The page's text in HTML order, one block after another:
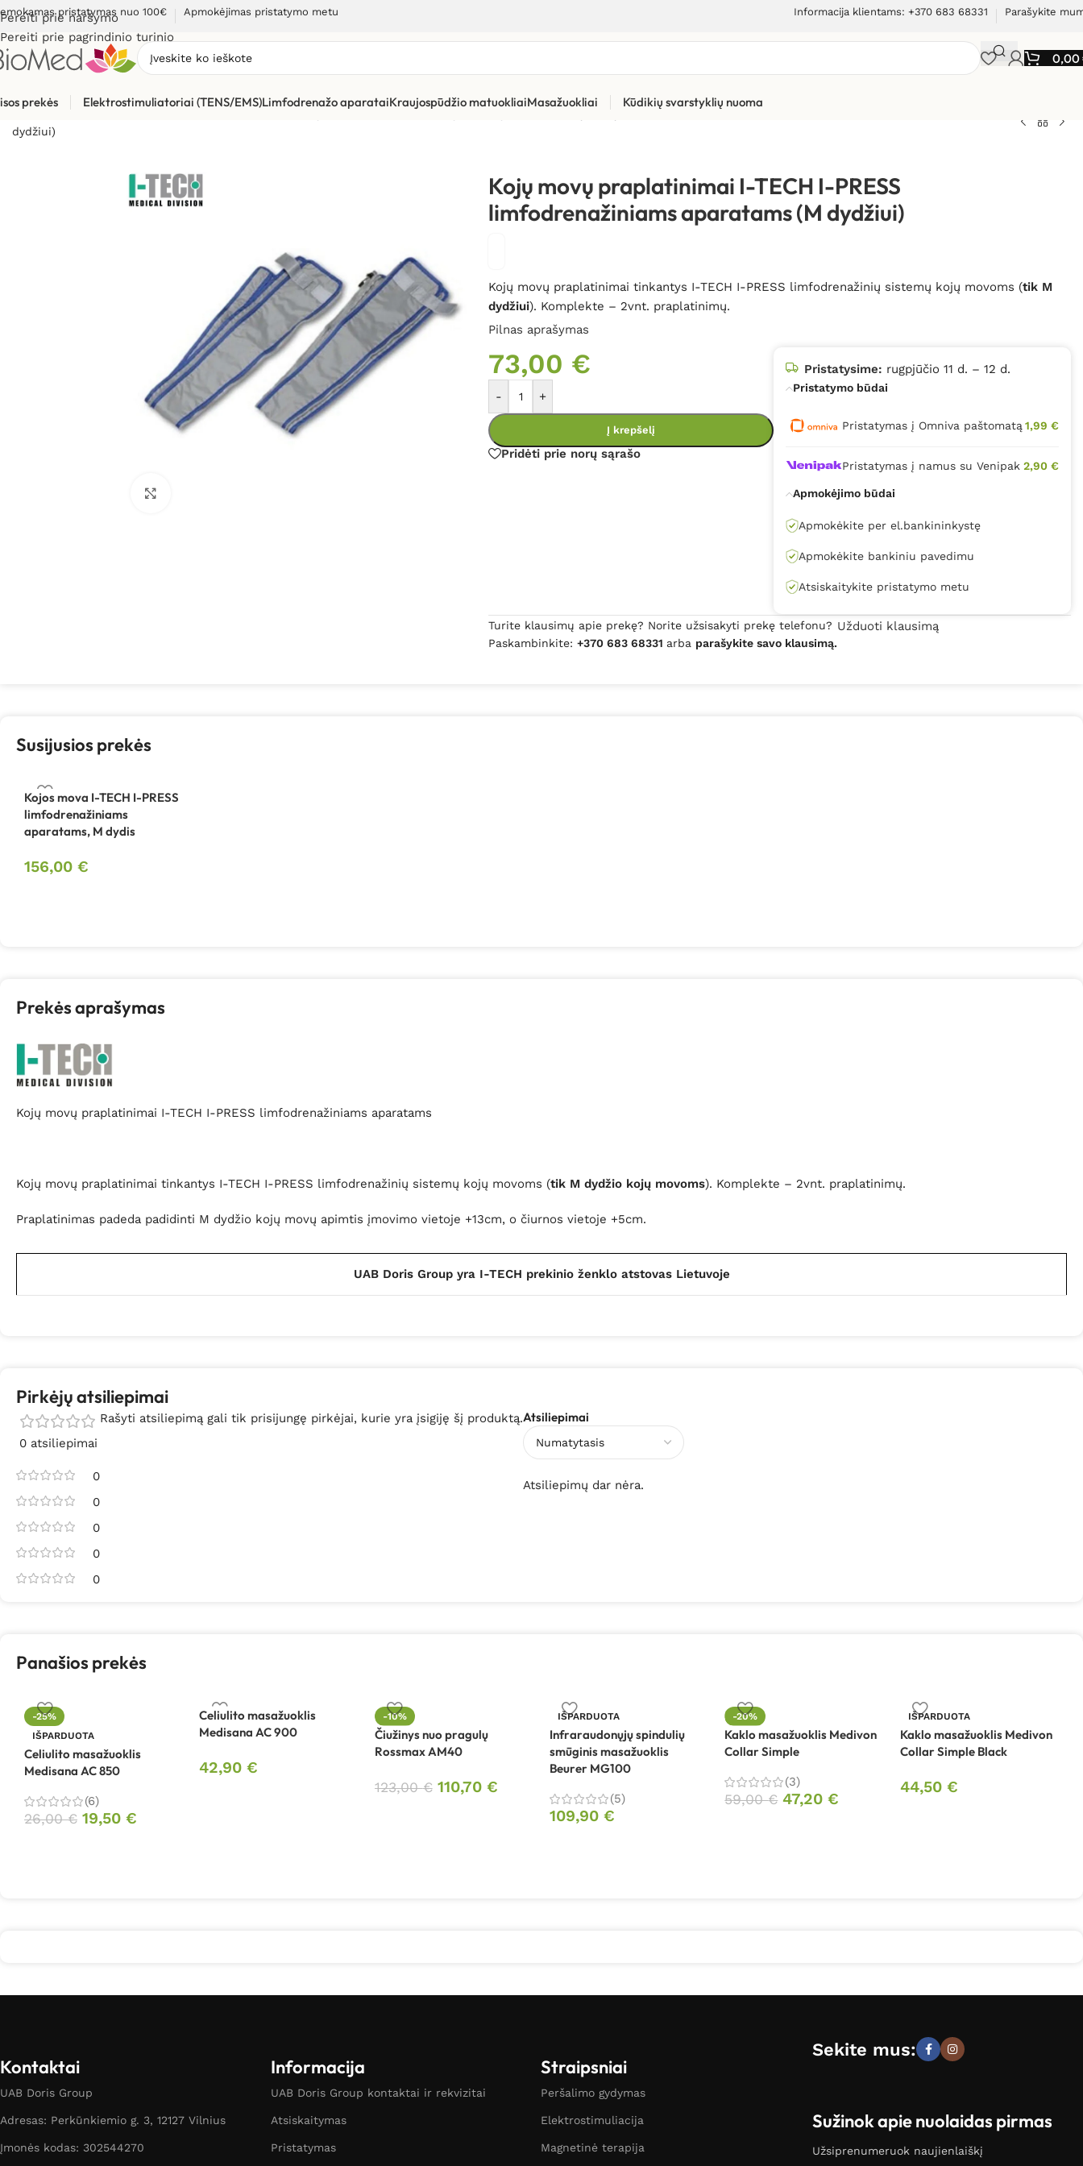
Pereiti prie naršymo
Pereiti prie pagrindinio turinio
pristatymas nuo 100€ Apmokėjimas pristatymo metu Informacija klientams: +370 683 68331 Parašykite
0,00
prekės Elektrostimuliatoriai (TENS/EMS)Limfodrenažo aparataiKraujospūdžio matuokliaiMasažuokliai Kūdikių svarstyklių nuoma
Masažuokliai
Kojų movų praplatinimai I-TECH I-PRESS limfodrenažiniams aparatams (M
dydžiui)
Kojų movų praplatinimai I-TECH I-PRESS
limfodrenažiniams aparatams (M dydžiui)
Kojų movų praplatinimai tinkantys I-TECH I-PRESS limfodrenažinių sistemų kojų movoms (tik M
dydžiui). Komplekte – 2vnt. praplatinimų.
Pilnas aprašymas
73,00 €
- +
Į krepšelį
Pridėti prie norų sąrašo
Pristatysime: rugpjūčio 11 d. – 12 d.
Pristatymo būdai
Pristatymas į Omniva paštomatą 1,99 €
Pristatymas į namus su Venipak 2,90 €
Apmokėjimo būdai
Apmokėkite per el.bankininkystę
Apmokėkite bankiniu pavedimu
Atsiskaitykite pristatymo metu
Turite klausimų apie prekę? Norite užsisakyti prekę telefonu?
Paskambinkite:+370 683 68331 arba parašykite savo klausimą.
Užduoti klausimą
Susijusios prekės
Kojos mova I-TECH I-PRESS
limfodrenažiniams
aparatams, M dydis
156,00 €
Prekės aprašymas
Kojų movų praplatinimai I-TECH I-PRESS limfodrenažiniams aparatams
Kojų movų praplatinimai tinkantys I-TECH I-PRESS limfodrenažinių sistemų kojų movoms (tik M dydžio kojų movoms). Komplekte – 2vnt. praplatinimų.
Praplatinimas padeda padidinti M dydžio kojų movų apimtis įmovimo vietoje +13cm, o čiurnos vietoje +5cm.
UAB Doris Group yra I-TECH prekinio ženklo atstovas Lietuvoje
Pirkėjų atsiliepimai
0 atsiliepimai
0
0
0
0
0
Atsiliepimai
Atsiliepimų dar nėra.
Rašyti atsiliepimą gali tik prisijungę pirkėjai, kurie yra įsigiję šį produktą.
Panašios prekės
-25%
IŠPARDUOTA
Celiulito masažuoklis
Medisana AC 850
(6)
26,00€ 19,50 €
Celiulito masažuoklis
Medisana AC 900
42,90€
-10%
Čiužinys nuo pragulų
Rossmax AM40
123,00€ 110,70 €
IŠPARDUOTA
Infraraudonųjų spindulių
smūginis masažuoklis
Beurer MG100
(5)
109,90 €
-20%
Kaklo masažuoklis Medivon
Collar Simple
(3)
59,00€ 47,20€
IŠPARDUOTA
Kaklo masažuoklis Medivon
Collar Simple Black
44,50 €
Kontaktai
UAB Doris Group
Adresas: Perkūnkiemio g. 3, 12127 Vilnius
Įmonės kodas: 302544270
Informacija
UAB Doris Group kontaktai ir rekvizitai
Atsiskaitymas
Pristatymas
Straipsniai
Peršalimo gydymas
Elektrostimuliacija
Magnetinė terapija
Sekite mus:
Sužinok apie nuolaidas pirmas
Užsiprenumeruok naujienlaiškį